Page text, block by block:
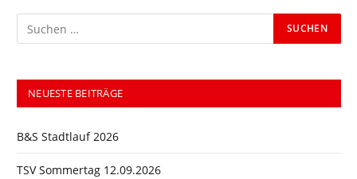
NEUESTE BEITRÄGE
B&S Stadtlauf 2026
TSV Sommertag 12.09.2026